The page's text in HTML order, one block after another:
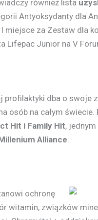
również lista
Antyoksydanty dla
za Zestaw dla
Lifepac Junior na V
profilaktyki dba o
osób na całym
Hit i Family Hit,
Alliance
ochronę
witamin, związków